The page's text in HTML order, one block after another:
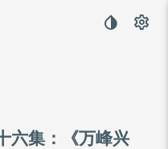
六集：《万峰兴